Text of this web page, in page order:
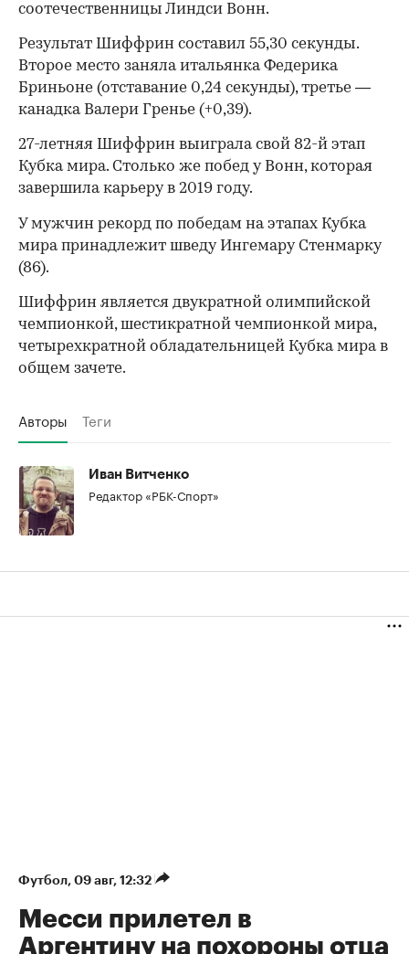
соотечественницы Линдси Вонн.
Результат Шиффрин составил 55,30 секунды.
Второе место заняла итальянка Федерика
Бриньоне (отставание 0,24 секунды), третье —
канадка Валери Гренье (+0,39).
27-летняя Шиффрин выиграла свой 82-й этап
Кубка мира. Столько же побед у Вонн, которая
завершила карьеру в 2019 году.
У мужчин рекорд по победам на этапах Кубка
мира принадлежит шведу Ингемару Стенмарку
(86).
Шиффрин является двукратной олимпийской
чемпионкой, шестикратной чемпионкой мира,
четырехкратной обладательницей Кубка мира в
общем зачете.
Авторы Теги
Иван Витченко
Редактор «РБК-Спорт»
Футбол 09 авг, 12:32
Месси прилетел в
Аргентину на похороны отца